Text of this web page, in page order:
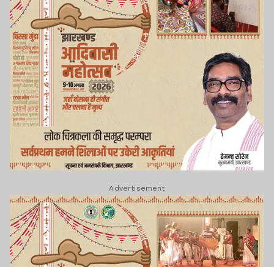
Advertisement